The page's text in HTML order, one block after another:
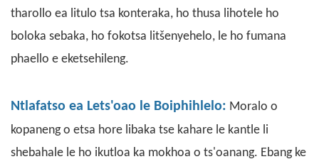
tharollo ea litulo tsa konteraka, ho thusa lihotele ho
boloka sebaka, ho fokotsa litšenyehelo, le ho fumana
phaello e eketsehileng.
Ntlafatso ea Lets'oao le Boiphihlelo: Moralo o
kopaneng o etsa hore libaka tse kahare le kantle li
shebahale le ho ikutloa ka mokhoa o ts'oanang. Ebang ke